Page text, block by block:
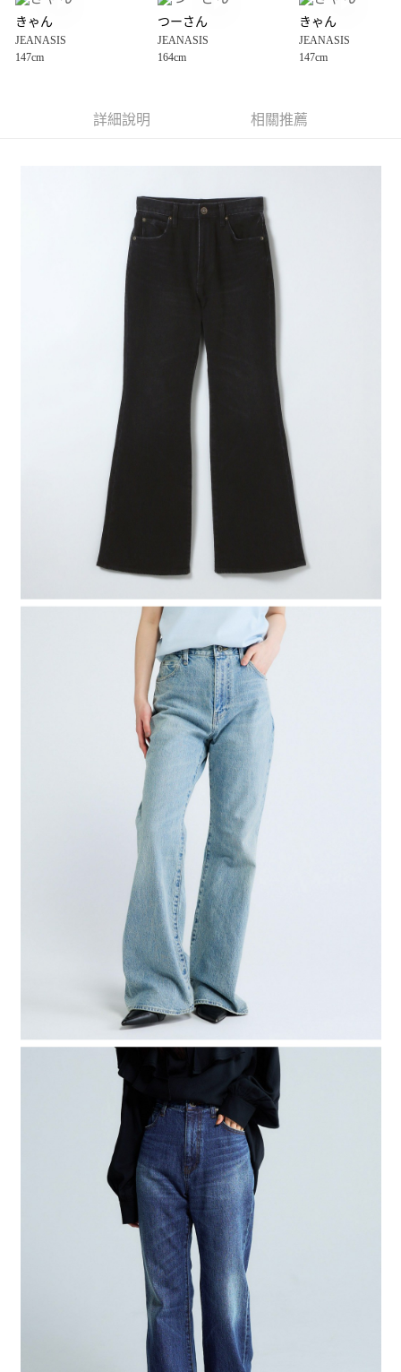
【大哥付你分期使用說明】
1.本服務由台灣大哥大提供，台灣大哥大用戶可立即使用無須另外申請。
2.付款方式選擇「大哥付你分期」，訂單成立後會自動跳轉到大哥付的交易
3.實際核准額度、可分期數及費用金額請依後續交易確認頁面所載為準。
4.訂單成立30分鐘內，如未前往確認交易或遇審核未通過，訂單將自動取
2.透過簡訊連結打開帳單後，可選擇「超商條碼／台灣大直營門市／銀行轉
帳／街口支付／iPASS MONEY」等通路繳費。
1.本服務係由「台灣大哥大股份有限公司」（以下簡稱本公司）所提供，讓
用戶於交易時，得透過本服務購買商品或服務，並由商店將買賣／分期付款
2.基於同意付款使用「大哥付你分期」之契約關係目的，商店將以您的個人
資料（包含姓名、電話或地址）提供予台灣大哥大進項蒐集、處理及利用，
由本公司與您本人進行分期帳單所需資料之確認、核對及更正。
3.完整用戶服務條款，請詳閱以下連結：
https://oppay.tw/userRule
AFTEE先享後付
３．安心：先確認商品／服務後，再付款。
【「AFTEE先享後付」結帳流程】
１．於結帳方式選擇「AFTEE先享後付」後，將跳轉至「AFTEE先享後付」
結帳頁面，進行簡訊認證並確認金額後，即可完成結帳。
２．訂單成立數日內，您將收到繳費通知簡訊。
３．收到繳費通知簡訊後14天內，點擊此簡訊中的連結，可透過四大超商／
ATM／網路銀行／等多元方式進行付款，方視為交易完成。
※ 請注意：結帳手續完成當下不需立刻繳費，但若您需要取消訂單，請聯絡
購買商品的店家。未經商家同意取消之訂單仍視為有效，需透過AFTEE先享
※ 交易是否成功請以「AFTEE先享後付 」之結帳頁面顯示為準，若有關於
是否繳費成功／繳費後需取消欲退款等相關疑問，請聯繫「AFTEE先享後付
https://netprotections.freshdesk.com/support/home
１．透過由恩沛科技股份有限公司提供之「AFTEE先享後付」服務完成之交
易，需依本服務之必要範圍內提供個人資料，並將交易相關給付款項請求債
權轉讓予恩沛科技股份有限公司。
２．關於個人資料處理事宜，請瀏覽以下網址：
https://aftee.tw/terms/#terms3
３．未成年的使用者請事先徵得法定代理人或監護人之同意方可使用
「AFTEE先享後付」，若未經同意申辦者引起之損失，本公司不負相關責
４．使用「AFTEE先享後付」時，將依據個別帳號之用戶狀況，依本公司即
時審查核予不同之上限額度；若仍有額度不足之情形，本公司將視審查結果
請求用戶進行身份認證。
５．嚴禁一人註冊多個帳號或使用他人資訊註冊。若發現惡意使用之情形，
恩沛科技股份有限公司將有權停止該用戶之使用額度並採取法律行動。
每筆NT$80，滿NT$1,500(含以上)免運費
每筆NT$80，滿NT$1,500(含以上)免運費
每筆NT$80，滿NT$1,500(含以上)免運費
每筆NT$80，滿NT$1,500(含以上)免運費
每筆NT$80，滿NT$1,500(含以上)免運費
きゃん
JEANASIS
147cm
つーさん
JEANASIS
164cm
きゃん
JEANASIS
147cm
詳細說明 相關推薦